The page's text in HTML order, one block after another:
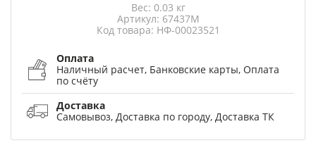
Вес: 0.03 кг
Артикул: 67437М
Код товара: НФ-00023521
Оплата
Наличный расчет, Банковские карты, Оплата
по счёту
Доставка
Самовывоз, Доставка по городу, Доставка ТК